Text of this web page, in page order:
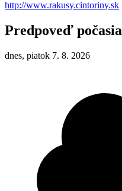
http://www.rakusy.cintoriny.sk
Predpoveď počasia
dnes, piatok 7. 8. 2026